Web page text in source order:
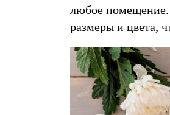
любое помещение.
размеры и цвета,